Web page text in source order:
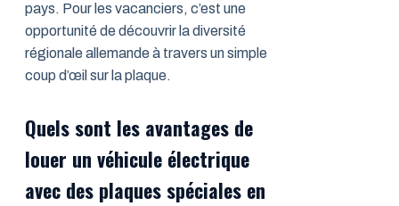
pays. Pour les vacanciers, c’est une
opportunité de découvrir la diversité
régionale allemande à travers un simple
coup d’œil sur la plaque.
Quels sont les avantages de
louer un véhicule électrique
avec des plaques spéciales en